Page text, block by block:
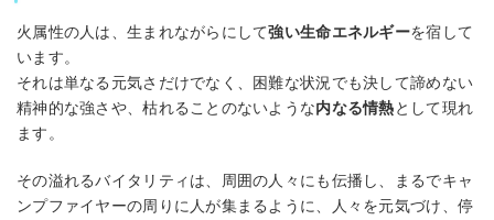
火属性の人は、生まれながらにして強い生命エネルギーを宿して
います。
それは単なる元気さだけでなく、困難な状況でも決して諦めない
精神的な強さや、枯れることのないような内なる情熱として現れ
ます。
その溢れるバイタリティは、周囲の人々にも伝播し、まるでキャ
ンプファイヤーの周りに人が集まるように、人々を元気づけ、停